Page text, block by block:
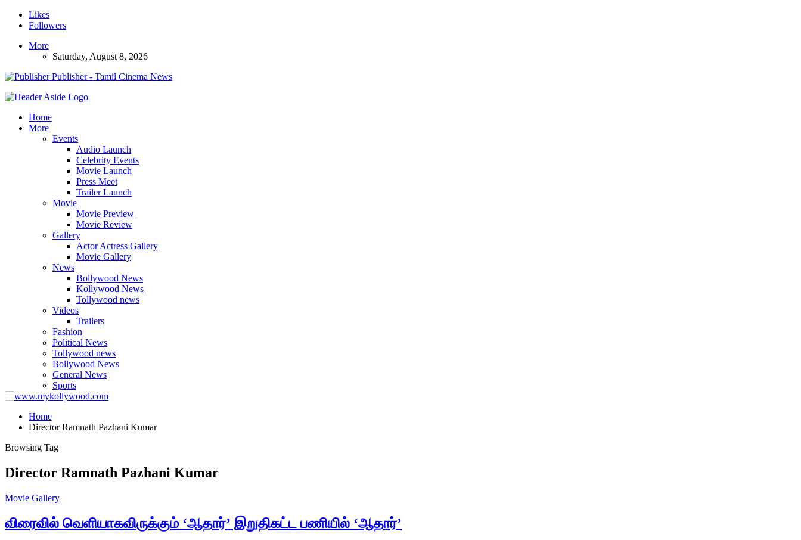
Likes
Followers
More
Saturday, August 8, 2026
Publisher - Tamil Cinema News
Home
More
Events
Audio Launch
Celebrity Events
Movie Launch
Press Meet
Trailer Launch
Movie
Movie Preview
Movie Review
Gallery
Actor Actress Gallery
Movie Gallery
News
Bollywood News
Kollywood News
Tollywood news
Videos
Trailers
Fashion
Political News
Tollywood news
Bollywood News
General News
Sports
Home
Director Ramnath Pazhani Kumar
Browsing Tag
Director Ramnath Pazhani Kumar
Movie Gallery
விரைவில் வெளியாகவிருக்கும் ‘ஆதார்’ இறுதிகட்ட பணியில் ‘ஆதார்’